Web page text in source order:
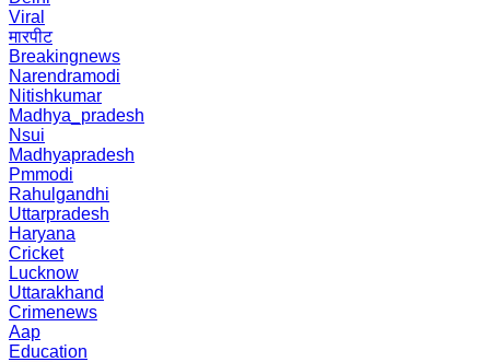
Viral
मारपीट
Breakingnews
Narendramodi
Nitishkumar
Madhya_pradesh
Nsui
Madhyapradesh
Pmmodi
Rahulgandhi
Uttarpradesh
Haryana
Cricket
Lucknow
Uttarakhand
Crimenews
Aap
Education